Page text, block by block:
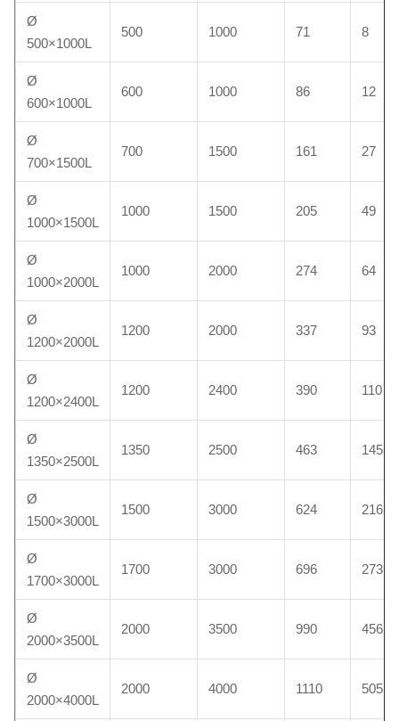
Ø
500×1000L
500 1000 71 8
Ø
600×1000L
600 1000 86 12
Ø
700×1500L
700 1500 161 27
Ø
1000×1500L
1000 1500 205 49
Ø
1000×2000L
1000 2000 274 64
Ø
1200×2000L
1200 2000 337 93
Ø
1200×2400L
1200 2400 390 110
Ø
1350×2500L
1350 2500 463 145
Ø
1500×3000L
1500 3000 624 216
Ø
1700×3000L
1700 3000 696 273
Ø
2000×3500L
2000 3500 990 456
Ø
2000×4000L
2000 4000 1110 505